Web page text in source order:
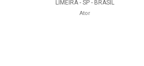
LIMEIRA - SP - BRASIL
Ator